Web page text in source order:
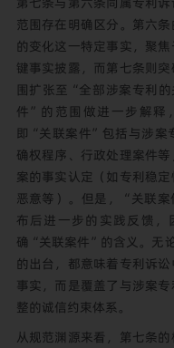
范围存在明确区分。第六
的变化这一特定事实，聚
键事实披露，而第七条则
围扩张至“全部涉案专利
件”的范围做进一步解释
即“关联案件”包括与涉案
确权程序、行政处理案件
案的事实认定（如专利稳
恶意等）。但是，“关联
布后进一步的实践反馈
确“关联案件”的含义。无
的出台，都意味着专利诉
事实，而是覆盖了与涉案
整的诚信约束体系。
从规范渊源来看，第七条